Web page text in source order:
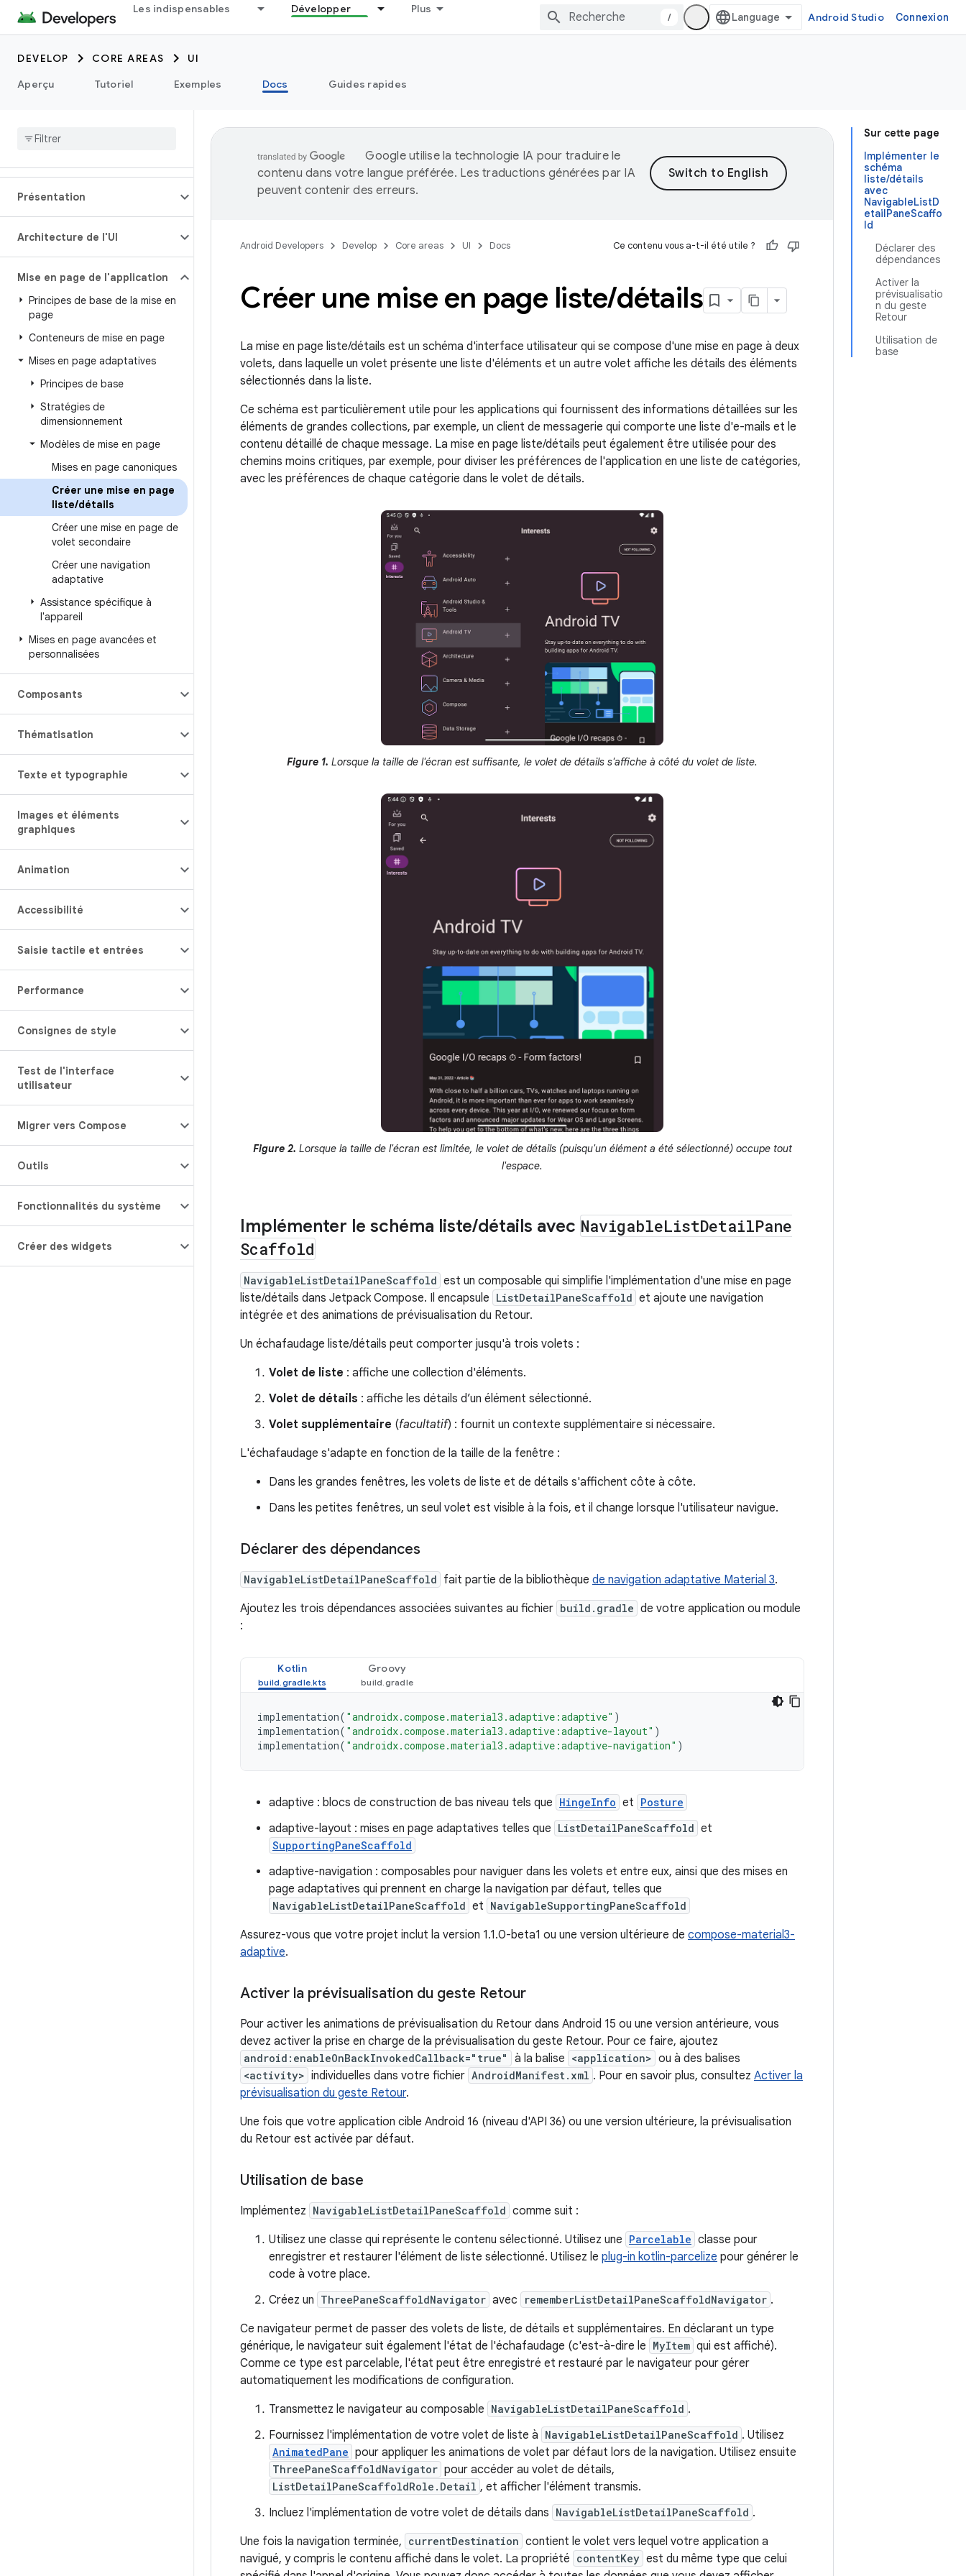
Les indispensables Développer Plus
/ Android Studio Connexion
DEVELOP CORE AREAS
UI
Aperçu
Tutoriel Exemples Docs Guides rapides
Présentation
Architecture de l'UI
Mise en page de l'application
Principes de base de la mise en
page
Conteneurs de mise en page
Mises en page adaptatives
Principes de base
Stratégies de
dimensionnement
Modèles de mise en page
Mises en page canoniques
Créer une mise en page
liste/détails
Créer une mise en page de
volet secondaire
Créer une navigation
adaptative
Assistance spécifique à
l'appareil
Mises en page avancées et
personnalisées
Composants
Thématisation
Texte et typographie
Images et éléments
graphiques
Animation
Accessibilité
Saisie tactile et entrées
Performance
Consignes de style
Test de l'interface
utilisateur
Migrer vers Compose
Outils
Fonctionnalités du système
Créer des widgets
Sur cette page
Implémenter le
schéma
liste/détails
avec
NavigableListD
etailPaneScaffo
ld
Déclarer des
dépendances
Activer la
prévisualisatio
n du geste
Retour
Utilisation de
base
Google utilise la technologie IA pour traduire le
contenu dans votre langue préférée. Les traductions générées par IA
peuvent contenir des erreurs.
Android Developers Develop Core areas UI Docs Ce contenu vous a-t-il été utile ?
Créer une mise en page liste/détails
La mise en page liste/détails est un schéma d'interface utilisateur qui se compose d'une mise en page à deux
volets, dans laquelle un volet présente une liste d'éléments et un autre volet affiche les détails des éléments
sélectionnés dans la liste.
Ce schéma est particulièrement utile pour les applications qui fournissent des informations détaillées sur les
éléments de grandes collections, par exemple, un client de messagerie qui comporte une liste d'e-mails et le
contenu détaillé de chaque message. La mise en page liste/détails peut également être utilisée pour des
chemins moins critiques, par exemple, pour diviser les préférences de l'application en une liste de catégories,
avec les préférences de chaque catégorie dans le volet de détails.
Figure 1. Lorsque la taille de l'écran est suffisante, le volet de détails s'affiche à côté du volet de liste.
Figure 2. Lorsque la taille de l'écran est limitée, le volet de détails (puisqu'un élément a été sélectionné) occupe tout
l'espace.
Implémenter le schéma liste/détails avec NavigableListDetailPane
Scaffold
NavigableListDetailPaneScaffold est un composable qui simplifie l'implémentation d'une mise en page
liste/détails dans Jetpack Compose. Il encapsule ListDetailPaneScaffold et ajoute une navigation
intégrée et des animations de prévisualisation du Retour.
Un échafaudage liste/détails peut comporter jusqu'à trois volets :
Volet de liste : affiche une collection d'éléments.
Volet de détails : affiche les détails d’un élément sélectionné.
Volet supplémentaire (facultatif) : fournit un contexte supplémentaire si nécessaire.
L'échafaudage s'adapte en fonction de la taille de la fenêtre :
Dans les grandes fenêtres, les volets de liste et de détails s'affichent côte à côte.
Dans les petites fenêtres, un seul volet est visible à la fois, et il change lorsque l'utilisateur navigue.
Déclarer des dépendances
NavigableListDetailPaneScaffold fait partie de la bibliothèque de navigation adaptative Material 3.
Ajoutez les trois dépendances associées suivantes au fichier build.gradle de votre application ou module
:
Kotlin Groovy
implementation( "androidx.compose.material3.adaptive:adaptive" )
implementation( "androidx.compose.material3.adaptive:adaptive-layout" )
implementation( "androidx.compose.material3.adaptive:adaptive-navigation" )
adaptive : blocs de construction de bas niveau tels que HingeInfo et Posture
adaptive-layout : mises en page adaptatives telles que ListDetailPaneScaffold et
SupportingPaneScaffold
adaptive-navigation : composables pour naviguer dans les volets et entre eux, ainsi que des mises en
page adaptatives qui prennent en charge la navigation par défaut, telles que
NavigableListDetailPaneScaffold et NavigableSupportingPaneScaffold
Assurez-vous que votre projet inclut la version 1.1.0-beta1 ou une version ultérieure de compose-material3-
adaptive.
Activer la prévisualisation du geste Retour
Pour activer les animations de prévisualisation du Retour dans Android 15 ou une version antérieure, vous
devez activer la prise en charge de la prévisualisation du geste Retour. Pour ce faire, ajoutez
android:enableOnBackInvokedCallback="true" à la balise <application> ou à des balises
<activity> individuelles dans votre fichier AndroidManifest.xml . Pour en savoir plus, consultez Activer la
prévisualisation du geste Retour.
Une fois que votre application cible Android 16 (niveau d'API 36) ou une version ultérieure, la prévisualisation
du Retour est activée par défaut.
Utilisation de base
Implémentez NavigableListDetailPaneScaffold comme suit :
Utilisez une classe qui représente le contenu sélectionné. Utilisez une Parcelable classe pour
enregistrer et restaurer l'élément de liste sélectionné. Utilisez le plug-in kotlin-parcelize pour générer le
code à votre place.
Créez un ThreePaneScaffoldNavigator avec rememberListDetailPaneScaffoldNavigator .
Ce navigateur permet de passer des volets de liste, de détails et supplémentaires. En déclarant un type
générique, le navigateur suit également l'état de l'échafaudage (c'est-à-dire le MyItem qui est affiché).
Comme ce type est parcelable, l'état peut être enregistré et restauré par le navigateur pour gérer
automatiquement les modifications de configuration.
Transmettez le navigateur au composable NavigableListDetailPaneScaffold .
Fournissez l'implémentation de votre volet de liste à NavigableListDetailPaneScaffold . Utilisez
AnimatedPane pour appliquer les animations de volet par défaut lors de la navigation. Utilisez ensuite
ThreePaneScaffoldNavigator pour accéder au volet de détails,
ListDetailPaneScaffoldRole.Detail , et afficher l'élément transmis.
Incluez l'implémentation de votre volet de détails dans NavigableListDetailPaneScaffold .
Une fois la navigation terminée, currentDestination contient le volet vers lequel votre application a
navigué, y compris le contenu affiché dans le volet. La propriété contentKey est du même type que celui